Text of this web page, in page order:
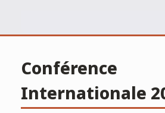
Conférence
Internationale